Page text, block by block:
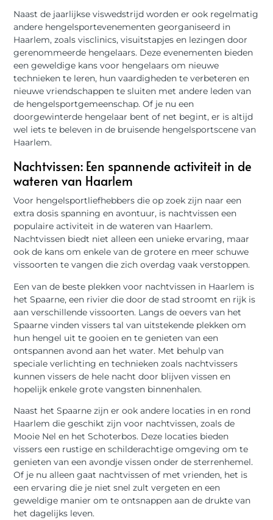
Naast de jaarlijkse viswedstrijd worden er ook regelmatig
andere hengelsportevenementen georganiseerd in
Haarlem, zoals visclinics, visuitstapjes en lezingen door
gerenommeerde hengelaars. Deze evenementen bieden
een geweldige kans voor hengelaars om nieuwe
technieken te leren, hun vaardigheden te verbeteren en
nieuwe vriendschappen te sluiten met andere leden van
de hengelsportgemeenschap. Of je nu een
doorgewinterde hengelaar bent of net begint, er is altijd
wel iets te beleven in de bruisende hengelsportscene van
Haarlem.
Nachtvissen: Een spannende activiteit in de
wateren van Haarlem
Voor hengelsportliefhebbers die op zoek zijn naar een
extra dosis spanning en avontuur, is nachtvissen een
populaire activiteit in de wateren van Haarlem.
Nachtvissen biedt niet alleen een unieke ervaring, maar
ook de kans om enkele van de grotere en meer schuwe
vissoorten te vangen die zich overdag vaak verstoppen.
Een van de beste plekken voor nachtvissen in Haarlem is
het Spaarne, een rivier die door de stad stroomt en rijk is
aan verschillende vissoorten. Langs de oevers van het
Spaarne vinden vissers tal van uitstekende plekken om
hun hengel uit te gooien en te genieten van een
ontspannen avond aan het water. Met behulp van
speciale verlichting en technieken zoals nachtvissers
kunnen vissers de hele nacht door blijven vissen en
hopelijk enkele grote vangsten binnenhalen.
Naast het Spaarne zijn er ook andere locaties in en rond
Haarlem die geschikt zijn voor nachtvissen, zoals de
Mooie Nel en het Schoterbos. Deze locaties bieden
vissers een rustige en schilderachtige omgeving om te
genieten van een avondje vissen onder de sterrenhemel.
Of je nu alleen gaat nachtvissen of met vrienden, het is
een ervaring die je niet snel zult vergeten en een
geweldige manier om te ontsnappen aan de drukte van
het dagelijks leven.